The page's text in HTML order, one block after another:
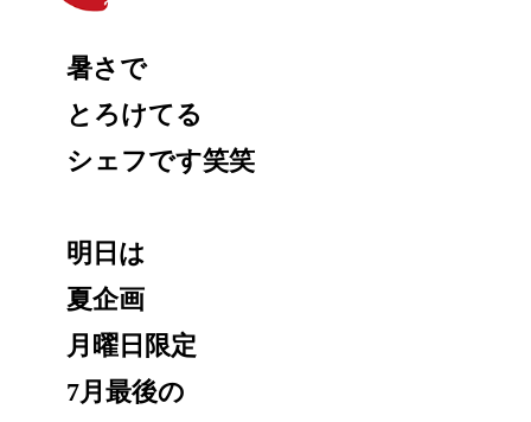
暑さで
とろけてる
シェフです笑笑
明日は
夏企画
月曜日限定
7月最後の